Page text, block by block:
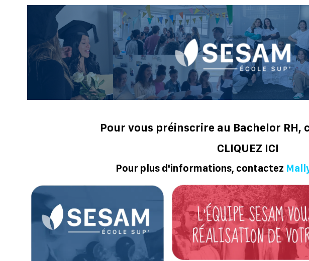
Pour vous préinscrire au Bachelor RH,
CLIQUEZ ICI
Pour plus d'informations, contactez